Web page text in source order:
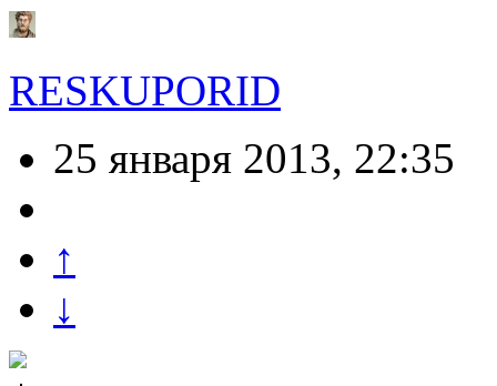
RESKUPORID
25 января 2013, 22:35
↑
↓